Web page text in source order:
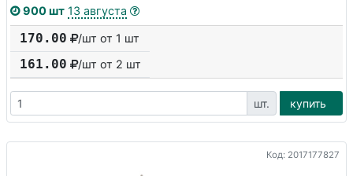
900 шт 13 августа
170.00 /шт от 1 шт
161.00 /шт от 2 шт
шт. купить
Код: 2017177827